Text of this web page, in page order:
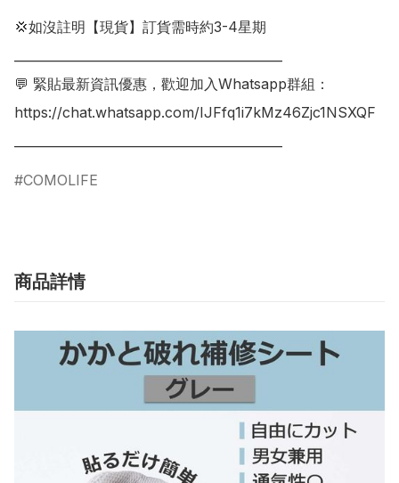
💢如沒註明【現貨】訂貨需時約3-4星期
💬 緊貼最新資訊優惠，歡迎加入Whatsapp群組：
https://chat.whatsapp.com/IJFfq1i7kMz46Zjc1NSXQF
COMOLIFE
商品詳情